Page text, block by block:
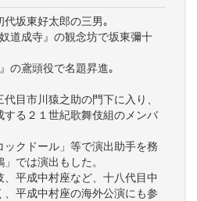
坂東好太郎の三男｡
道成寺』の観念坊で坂東彌十
の鳶頭役で名題昇進｡
目市川猿之助の門下に入り、
する２１世紀歌舞伎組のメンバ
クドール」等で演出助手を務
では演出もした。
平成中村座など、十八代目中
平成中村座の海外公演にも参